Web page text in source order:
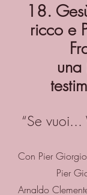
18.
ricco e
una
“Se vuoi...
Con Pier
Pier
Arnaldo